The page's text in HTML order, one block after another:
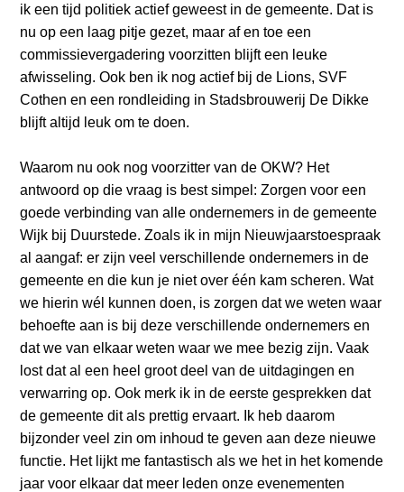
ik een tijd politiek actief geweest in de gemeente. Dat is
nu op een laag pitje gezet, maar af en toe een
commissievergadering voorzitten blijft een leuke
afwisseling. Ook ben ik nog actief bij de Lions, SVF
Cothen en een rondleiding in Stadsbrouwerij De Dikke
blijft altijd leuk om te doen.
Waarom nu ook nog voorzitter van de OKW? Het
antwoord op die vraag is best simpel: Zorgen voor een
goede verbinding van alle ondernemers in de gemeente
Wijk bij Duurstede. Zoals ik in mijn Nieuwjaarstoespraak
al aangaf: er zijn veel verschillende ondernemers in de
gemeente en die kun je niet over één kam scheren. Wat
we hierin wél kunnen doen, is zorgen dat we weten waar
behoefte aan is bij deze verschillende ondernemers en
dat we van elkaar weten waar we mee bezig zijn. Vaak
lost dat al een heel groot deel van de uitdagingen en
verwarring op. Ook merk ik in de eerste gesprekken dat
de gemeente dit als prettig ervaart. Ik heb daarom
bijzonder veel zin om inhoud te geven aan deze nieuwe
functie. Het lijkt me fantastisch als we het in het komende
jaar voor elkaar dat meer leden onze evenementen